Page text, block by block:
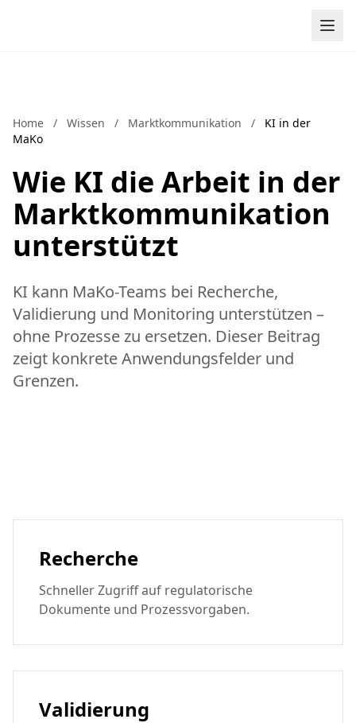
Home / Wissen / Marktkommunikation /
KI in der
MaKo
Wie KI die Arbeit in der
Marktkommunikation
unterstützt
KI kann MaKo-Teams bei Recherche,
Validierung und Monitoring unterstützen –
ohne Prozesse zu ersetzen. Dieser Beitrag
zeigt konkrete Anwendungsfelder und
Grenzen.
Recherche
Schneller Zugriff auf regulatorische
Dokumente und Prozessvorgaben.
Validierung